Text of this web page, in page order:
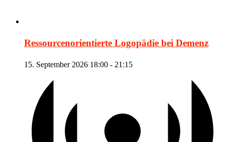
Ressourcenorientierte Logopädie bei Demenz
15. September 2026 18:00 - 21:15